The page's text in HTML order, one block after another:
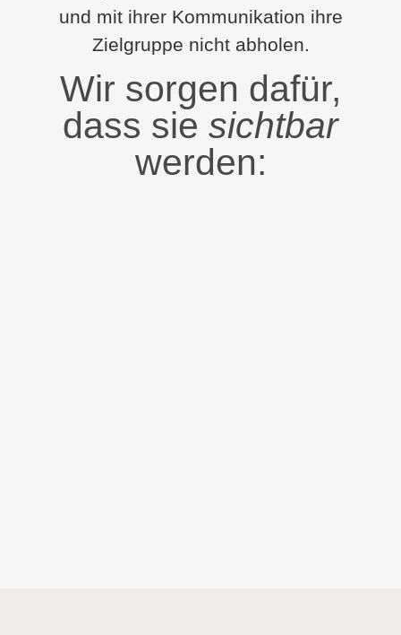
und mit ihrer Kommunikation ihre
Zielgruppe nicht abholen.
Wir sorgen dafür,
dass sie sichtbar
werden: